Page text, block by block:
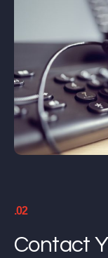
.02
Contact Y